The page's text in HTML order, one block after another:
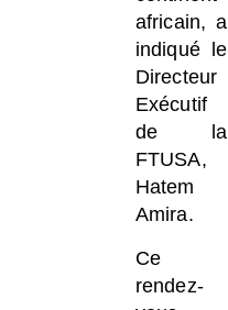
africain, a
indiqué le
Directeur
Exécutif
de la
FTUSA,
Hatem
Amira.
Ce
rendez-